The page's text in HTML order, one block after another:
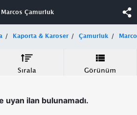
Marcos Çamurluk
Kaporta & Karoser Çamurluk
Sırala Görünüm
uyan ilan bulunamadı.